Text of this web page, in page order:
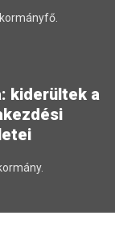
kiderültek a